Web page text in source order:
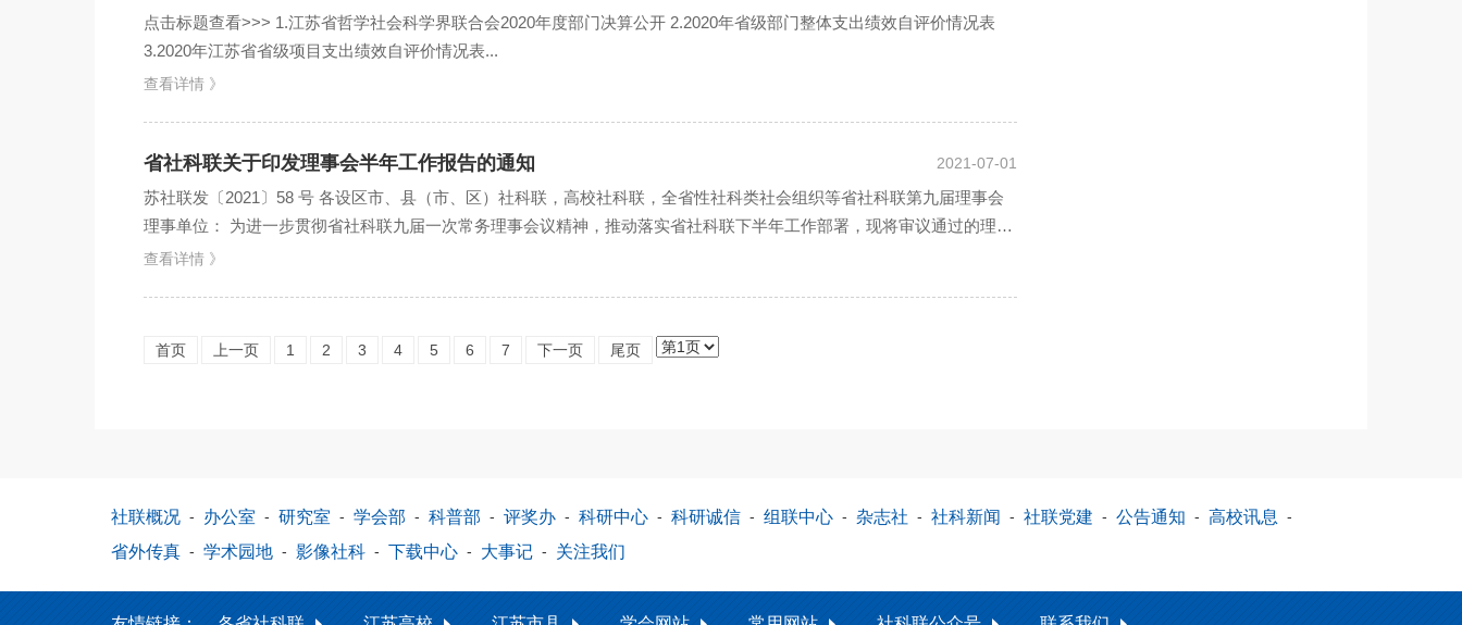
点击标题查看>>> 1.江苏省哲学社会科学界联合会2020年度部门决算公开 2.2020年省级部门整体支出绩效自评价情况表
3.2020年江苏省省级项目支出绩效自评价情况表...
查看详情 》
2021-07-01
省社科联关于印发理事会半年工作报告的通知
苏社联发〔2021〕58 号 各设区市、县（市、区）社科联，高校社科联，全省性社科类社会组织等省社科联第九届理事会
理事单位： 为进一步贯彻省社科联九届一次常务理事会议精神，推动落实省社科联下半年工作部署，现将审议通过的理事
会半年工作报告印...
查看详情 》
首页 上一页 1 2 3 4 5 6 7 下一页 尾页
社联概况 - 办公室 - 研究室 - 学会部 - 科普部 - 评奖办 - 科研中心 - 科研诚信 - 组联中心 - 杂志社 - 社科新闻 - 社联党建 - 公告通知 - 高校讯息 -
省外传真 - 学术园地 - 影像社科 - 下载中心 - 大事记 - 关注我们